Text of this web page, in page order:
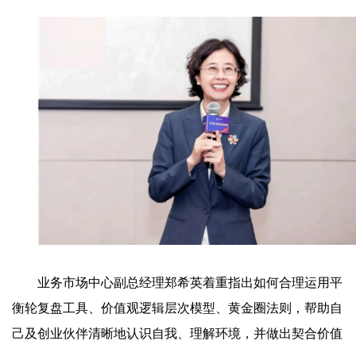
业务市场中心副总经理郑希英着重指出如何合理运用平
衡轮复盘工具、价值观逻辑层次模型、黄金圈法则，帮助自
己及创业伙伴清晰地认识自我、理解环境，并做出契合价值